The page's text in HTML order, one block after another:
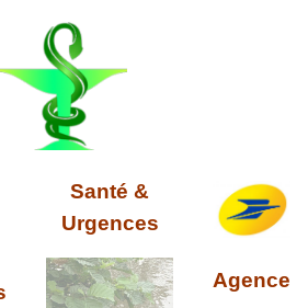
Santé &
Urgences
Agence